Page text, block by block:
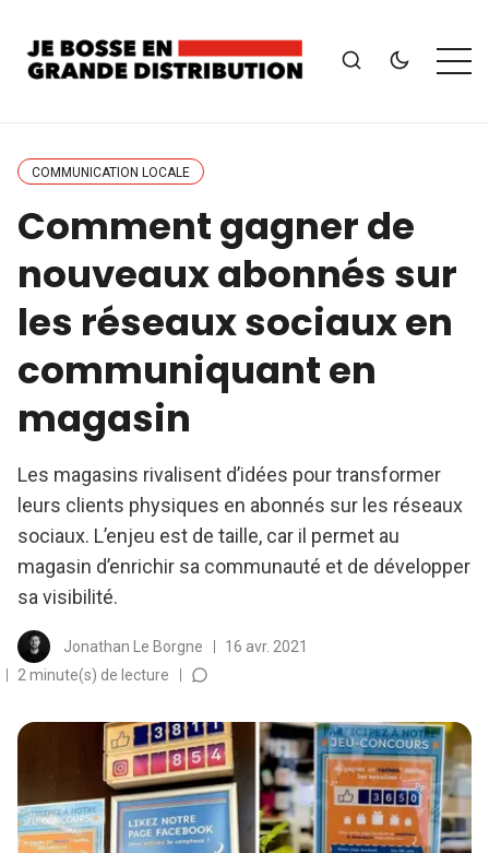
COMMUNICATION LOCALE
Comment gagner de
nouveaux abonnés sur
les réseaux sociaux en
communiquant en
magasin
Les magasins rivalisent d’idées pour transformer
leurs clients physiques en abonnés sur les réseaux
sociaux. L’enjeu est de taille, car il permet au
magasin d’enrichir sa communauté et de développer
sa visibilité.
Jonathan Le Borgne
16 avr. 2021
2 minute(s) de lecture